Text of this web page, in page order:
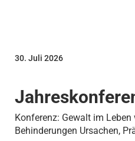
30. Juli 2026
Konferenz: Gewalt im
Behinderungen Ursachen,